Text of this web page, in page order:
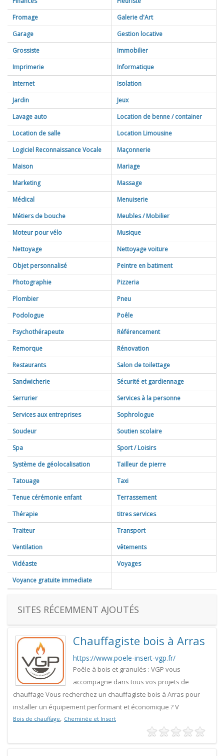
Fromage
Galerie d'Art
Garage
Gestion locative
Grossiste
Immobilier
Imprimerie
Informatique
Internet
Isolation
Jardin
Jeux
Lavage auto
Location de benne / container
Location de salle
Location Limousine
Logiciel Reconnaissance Vocale
Maçonnerie
Maison
Mariage
Marketing
Massage
Médical
Menuiserie
Métiers de bouche
Meubles / Mobilier
Moteur pour vélo
Musique
Nettoyage
Nettoyage voiture
Objet personnalisé
Peintre en batiment
Photographie
Pizzeria
Plombier
Pneu
Podologue
Poêle
Psychothérapeute
Référencement
Remorque
Rénovation
Restaurants
Salon de toilettage
Sandwicherie
Sécurité et gardiennage
Serrurier
Services à la personne
Services aux entreprises
Sophrologue
Soudeur
Soutien scolaire
Spa
Sport / Loisirs
Système de géolocalisation
Tailleur de pierre
Tatouage
Taxi
Tenue cérémonie enfant
Terrassement
Thérapie
titres services
Traiteur
Transport
Ventilation
vêtements
Vidéaste
Voyages
Voyance gratuite immediate
SITES RÉCEMMENT AJOUTÉS
Chauffagiste bois à Arras
https://www.poele-insert-vgp.fr/
Poêle à bois et granulés : VGP vous
accompagne dans tous vos projets de
chauffage Vous recherchez un chauffagiste bois à Arras pour
installer un équipement performant et économique ? V
Bois de chauffage, Cheminée et Insert